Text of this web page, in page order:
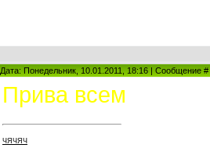
Дата: Понедельник, 10.01.2011, 18:16 | Сообщение #
Прива всем
ЧЯЧЯЧ